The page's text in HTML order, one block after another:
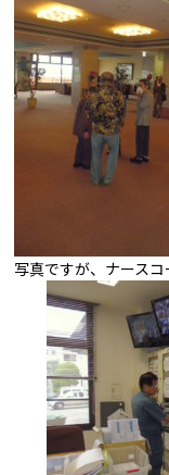
写真ですが、ナース